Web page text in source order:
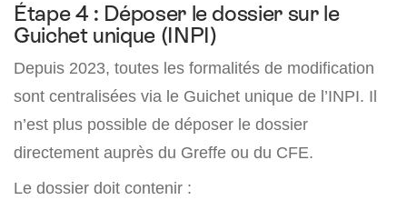
Étape 4 : Déposer le dossier sur le
Guichet unique (INPI)
Depuis 2023, toutes les formalités de modification
sont centralisées via le Guichet unique de l’INPI. Il
n’est plus possible de déposer le dossier
directement auprès du Greffe ou du CFE.
Le dossier doit contenir :